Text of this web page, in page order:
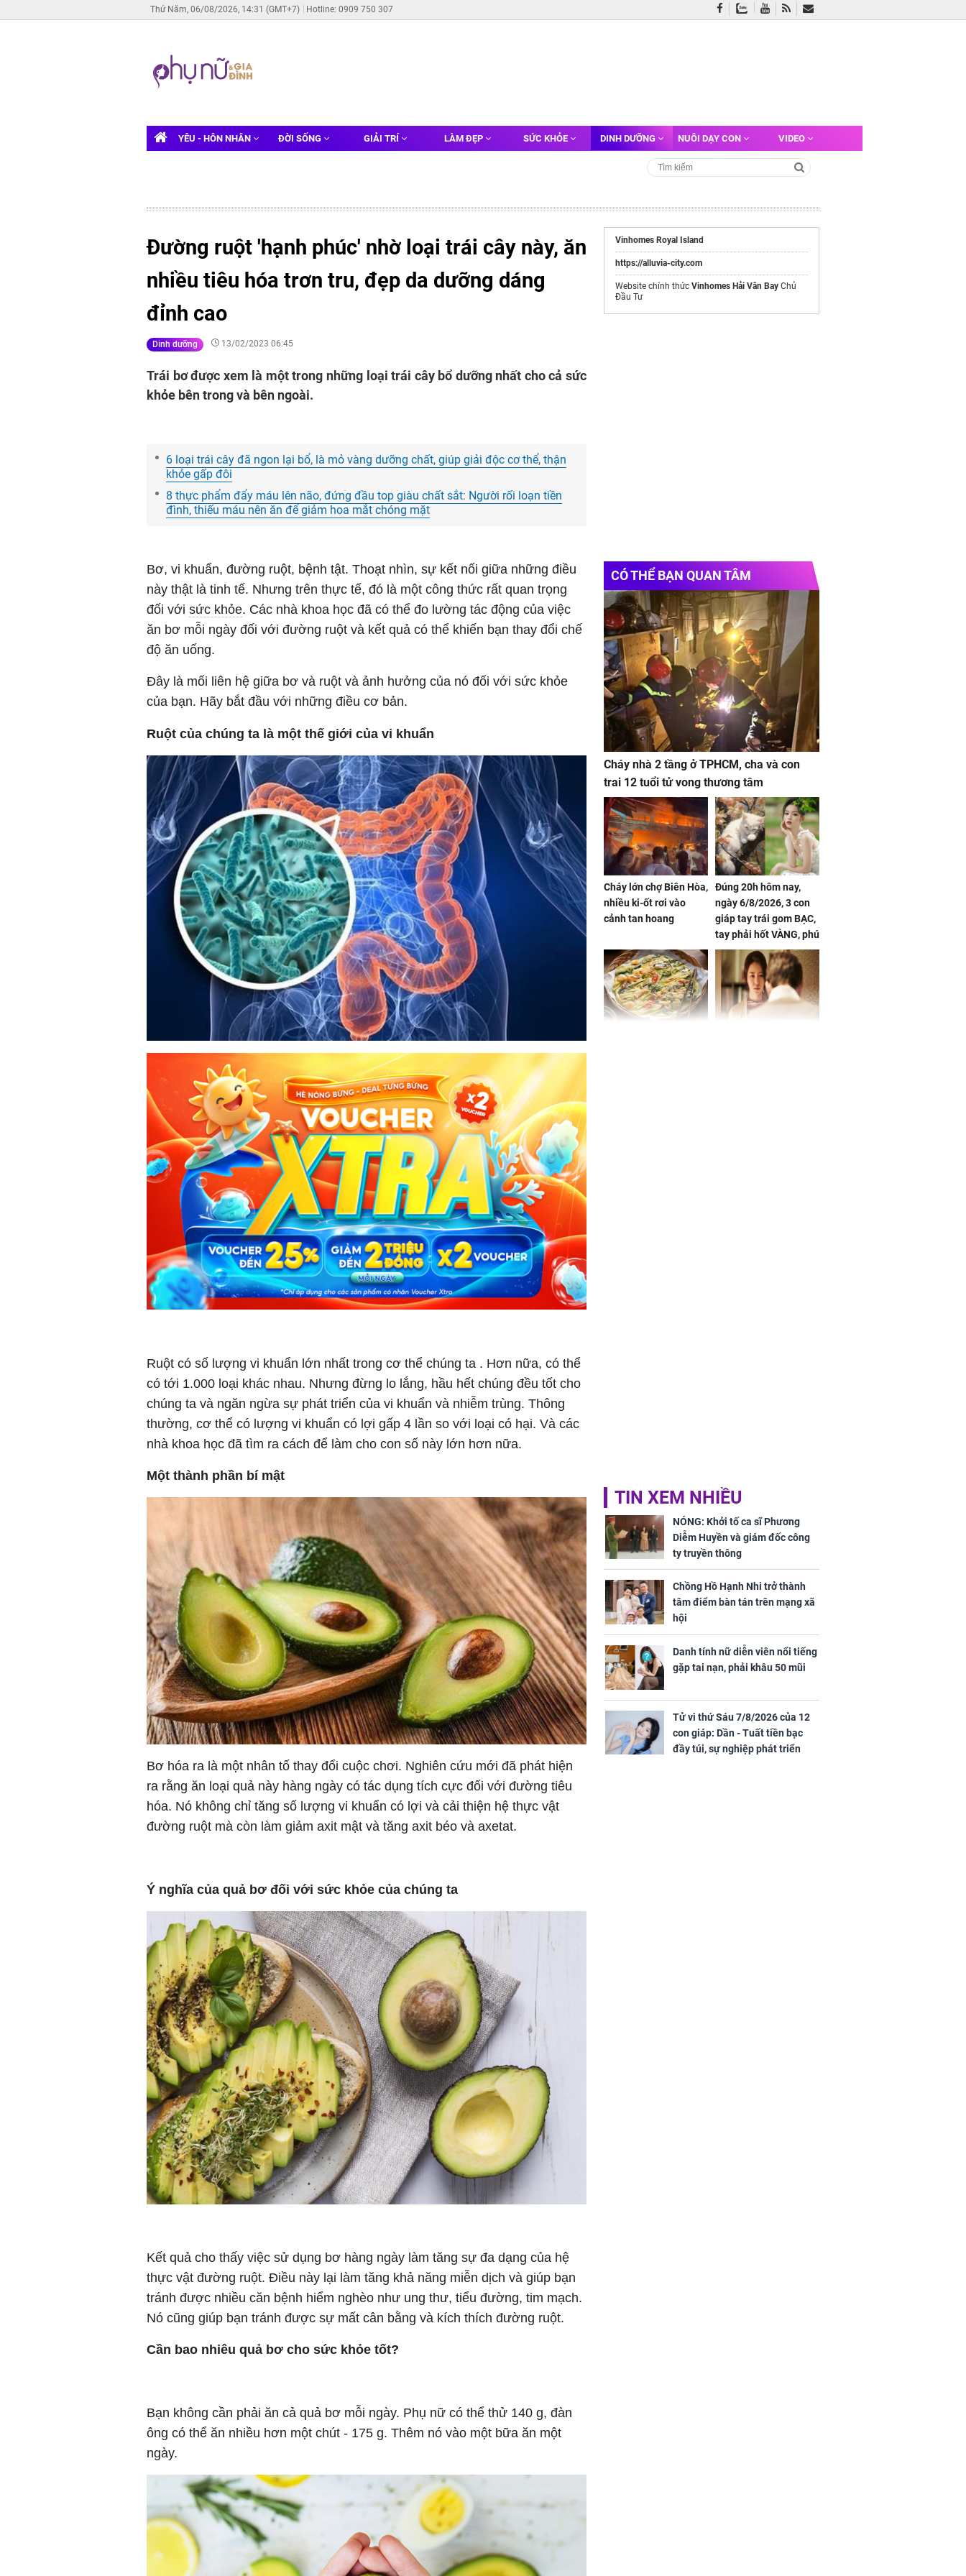
Thứ Năm, 06/08/2026, 14:31 (GMT+7) Hotline: 0909 750 307
YÊU - HÔN NHÂN ĐỜI SỐNG GIẢI TRÍ LÀM ĐẸP SỨC KHỎE DINH DƯỠNG NUÔI DẠY CON VIDEO
Đường ruột 'hạnh phúc' nhờ loại trái cây này, ăn
nhiều tiêu hóa trơn tru, đẹp da dưỡng dáng
đỉnh cao
Dinh dưỡng 13/02/2023 06:45
Trái bơ được xem là một trong những loại trái cây bổ dưỡng nhất cho cả sức
khỏe bên trong và bên ngoài.
6 loại trái cây đã ngon lại bổ, là mỏ vàng dưỡng chất, giúp giải độc cơ thể, thận
khỏe gấp đôi
8 thực phẩm đẩy máu lên não, đứng đầu top giàu chất sắt: Người rối loạn tiền
đình, thiếu máu nên ăn để giảm hoa mắt chóng mặt
Bơ, vi khuẩn, đường ruột, bệnh tật. Thoạt nhìn, sự kết nối giữa những điều
này thật là tinh tế. Nhưng trên thực tế, đó là một công thức rất quan trọng
đối với sức khỏe. Các nhà khoa học đã có thể đo lường tác động của việc
ăn bơ mỗi ngày đối với đường ruột và kết quả có thể khiến bạn thay đổi chế
độ ăn uống.
Đây là mối liên hệ giữa bơ và ruột và ảnh hưởng của nó đối với sức khỏe
của bạn. Hãy bắt đầu với những điều cơ bản.
Ruột của chúng ta là một thế giới của vi khuẩn
Ruột có số lượng vi khuẩn lớn nhất trong cơ thể chúng ta . Hơn nữa, có thể
có tới 1.000 loại khác nhau. Nhưng đừng lo lắng, hầu hết chúng đều tốt cho
chúng ta và ngăn ngừa sự phát triển của vi khuẩn và nhiễm trùng. Thông
thường, cơ thể có lượng vi khuẩn có lợi gấp 4 lần so với loại có hại. Và các
nhà khoa học đã tìm ra cách để làm cho con số này lớn hơn nữa.
Một thành phần bí mật
Bơ hóa ra là một nhân tố thay đổi cuộc chơi. Nghiên cứu mới đã phát hiện
ra rằng ăn loại quả này hàng ngày có tác dụng tích cực đối với đường tiêu
hóa. Nó không chỉ tăng số lượng vi khuẩn có lợi và cải thiện hệ thực vật
đường ruột mà còn làm giảm axit mật và tăng axit béo và axetat.
Ý nghĩa của quả bơ đối với sức khỏe của chúng ta
Kết quả cho thấy việc sử dụng bơ hàng ngày làm tăng sự đa dạng của hệ
thực vật đường ruột. Điều này lại làm tăng khả năng miễn dịch và giúp bạn
tránh được nhiều căn bệnh hiểm nghèo như ung thư, tiểu đường, tim mạch.
Nó cũng giúp bạn tránh được sự mất cân bằng và kích thích đường ruột.
Cần bao nhiêu quả bơ cho sức khỏe tốt?
Bạn không cần phải ăn cả quả bơ mỗi ngày. Phụ nữ có thể thử 140 g, đàn
ông có thể ăn nhiều hơn một chút - 175 g. Thêm nó vào một bữa ăn một
ngày.
Vinhomes Royal Island
https://alluvia-city.com
Website chính thức Vinhomes Hải Vân Bay Chủ
Đầu Tư
CÓ THỂ BẠN QUAN TÂM
Cháy nhà 2 tầng ở TPHCM, cha và con
trai 12 tuổi tử vong thương tâm
Cháy lớn chợ Biên Hòa,
nhiều ki-ốt rơi vào
cảnh tan hoang
Đúng 20h hôm nay,
ngày 6/8/2026, 3 con
giáp tay trái gom BẠC,
tay phải hốt VÀNG, phú
quý ngập nhà, của cải
chất đầy kho
TIN XEM NHIỀU
NÓNG: Khởi tố ca sĩ Phương
Diễm Huyền và giám đốc công
ty truyền thông
Chồng Hồ Hạnh Nhi trở thành
tâm điểm bàn tán trên mạng xã
hội
Danh tính nữ diễn viên nổi tiếng
gặp tai nạn, phải khâu 50 mũi
Tử vi thứ Sáu 7/8/2026 của 12
con giáp: Dần - Tuất tiền bạc
đầy túi, sự nghiệp phát triển